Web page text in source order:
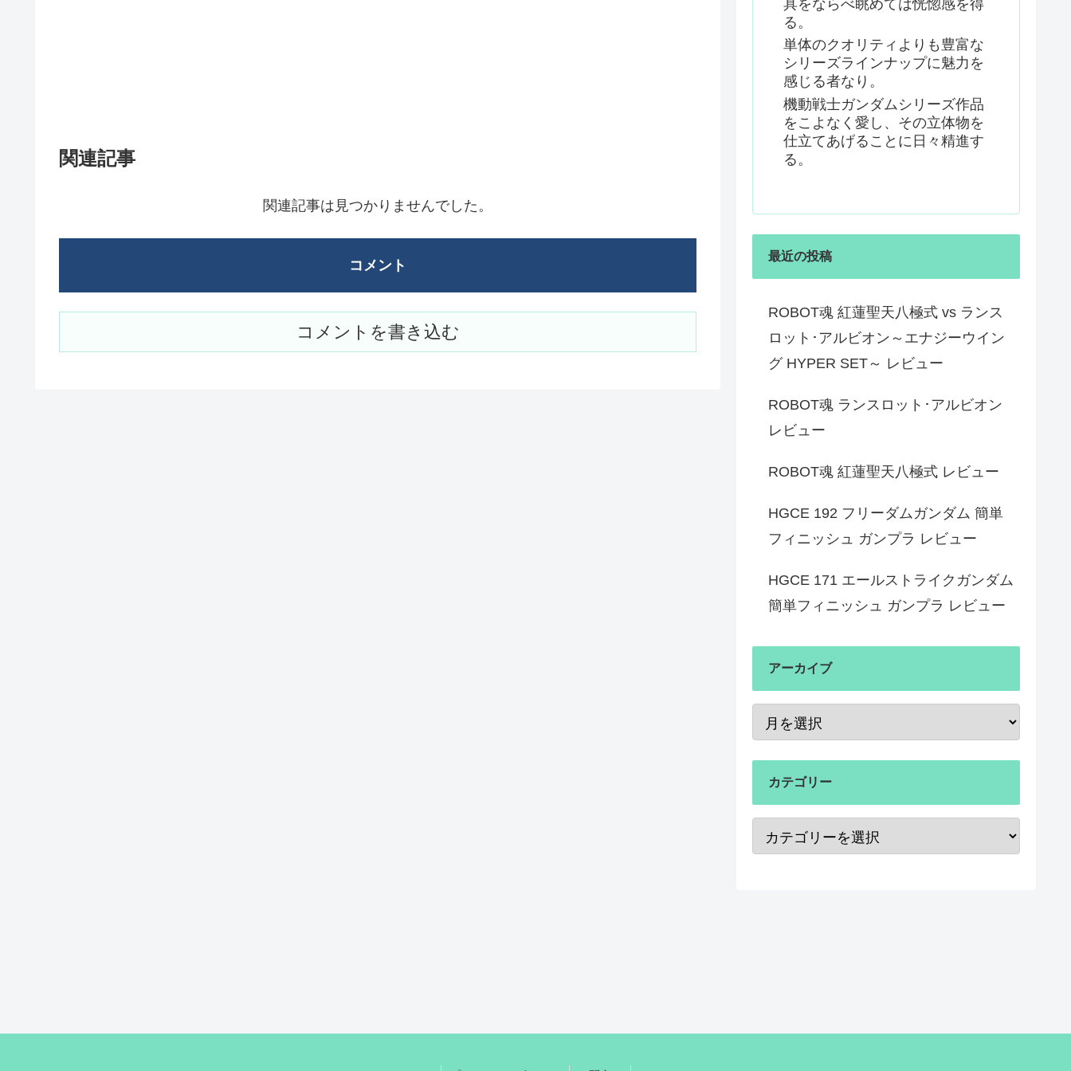
関連記事
関連記事は見つかりませんでした。
コメント
コメントを書き込む
具をならべ眺めては恍惚感を得
る。
単体のクオリティよりも豊富な
シリーズラインナップに魅力を
感じる者なり。
機動戦士ガンダムシリーズ作品
をこよなく愛し、その立体物を
仕立てあげることに日々精進す
る。
最近の投稿
ROBOT魂 紅蓮聖天八極式 vs ランス
ロット･アルビオン～エナジーウイン
グ HYPER SET～ レビュー
ROBOT魂 ランスロット･アルビオン
レビュー
ROBOT魂 紅蓮聖天八極式 レビュー
HGCE 192 フリーダムガンダム 簡単
フィニッシュ ガンプラ レビュー
HGCE 171 エールストライクガンダム
簡単フィニッシュ ガンプラ レビュー
アーカイブ
カテゴリー